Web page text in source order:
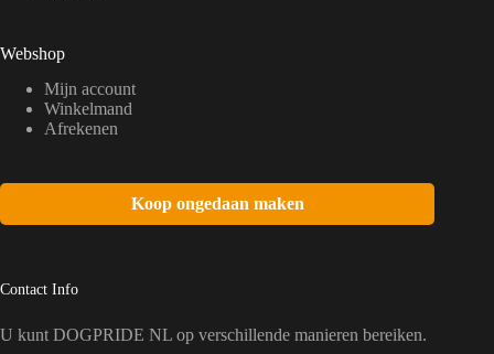
Webshop
Mijn account
Winkelmand
Afrekenen
Koop ongedaan maken
Contact Info
U kunt DOGPRIDE NL op verschillende manieren bereiken.